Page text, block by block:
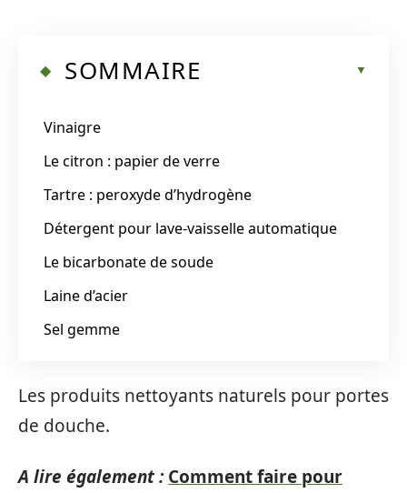
SOMMAIRE
Vinaigre
Le citron : papier de verre
Tartre : peroxyde d’hydrogène
Détergent pour lave-vaisselle automatique
Le bicarbonate de soude
Laine d’acier
Sel gemme
Les produits nettoyants naturels pour portes
de douche.
A lire également : Comment faire pour